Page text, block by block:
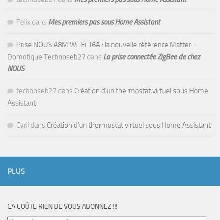
Felix dans Mes premiers pas sous Home Assistant
Prise NOUS A8M Wi-Fi 16A : la nouvelle référence Matter -
Domotique Technoseb27 dans La prise connectée ZigBee de chez
NOUS
technoseb27 dans Création d’un thermostat virtuel sous Home
Assistant
Cyril dans Création d’un thermostat virtuel sous Home Assistant
PLUS
CA COÛTE RIEN DE VOUS ABONNEZ !!!